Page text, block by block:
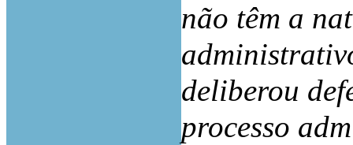
não têm a
deliberou
processo